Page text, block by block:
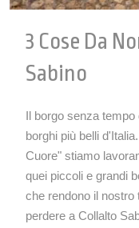
3 Cose Da
Sabino
Il borgo senza
borghi più belli
Cuore" stiamo
quei piccoli e grandi
che rendono il
perdere a Collalto